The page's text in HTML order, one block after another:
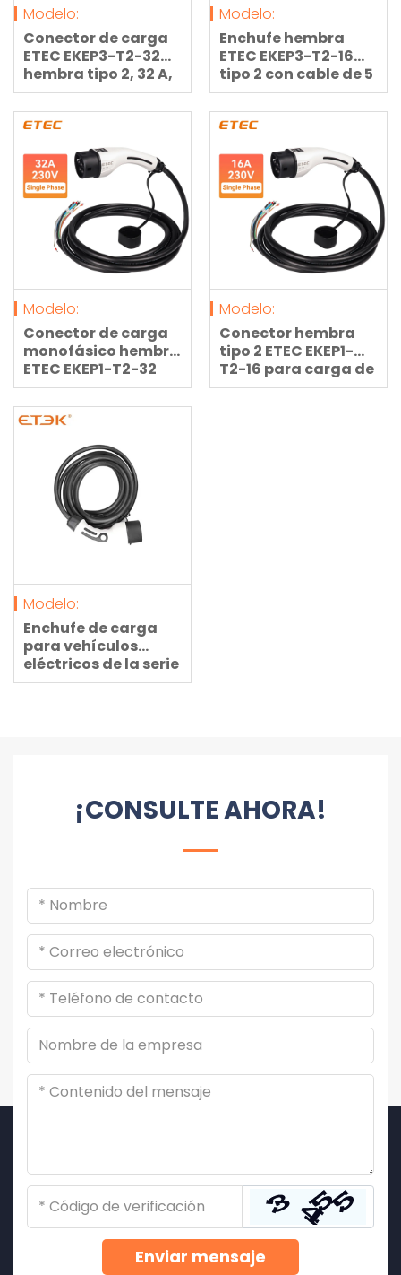
Modelo:
Conector de carga
ETEC EKEP3-T2-32
hembra tipo 2, 32 A,
400 V, 22 kW,
trifásico, con cable
de 5 metros para la
carga del vehículo.
Modelo:
Enchufe hembra
ETEC EKEP3-T2-16
tipo 2 con cable de 5
metros, trifásico, 16
A, 400 V, 11 kW para
carga de vehículos
eléctricos.
Modelo:
Conector de carga
monofásico hembra
ETEC EKEP1-T2-32
tipo 2 con cable de 5
metros, 32 A, 7,3 kW,
230 V, para carga de
vehículos.
Modelo:
Conector hembra
tipo 2 ETEC EKEP1-
T2-16 para carga de
CA, monofásico, 16
Modelo:
Enchufe de carga
para vehículos
eléctricos de la serie
EKEV-T2
¡CONSULTE AHORA!
Enviar mensaje